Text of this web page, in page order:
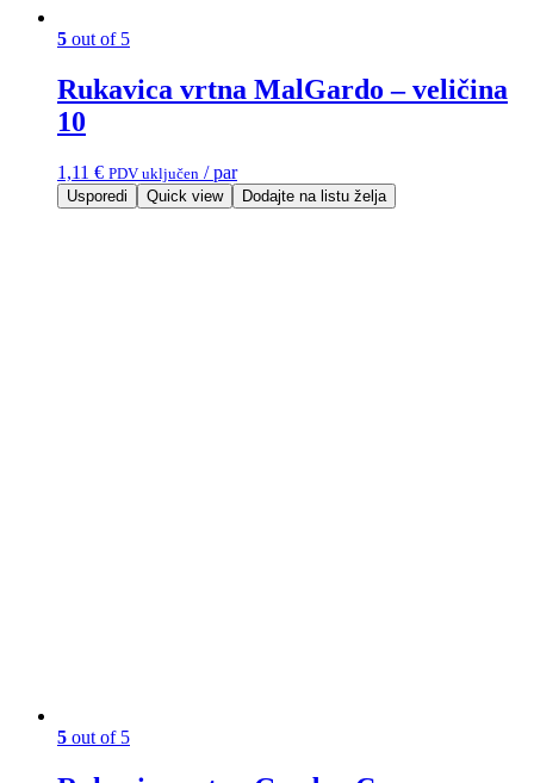
5 out of 5
Rukavica vrtna MalGardo – veličina
10
1,11 € PDV uključen / par
Usporedi Quick view Dodajte na listu želja
5 out of 5